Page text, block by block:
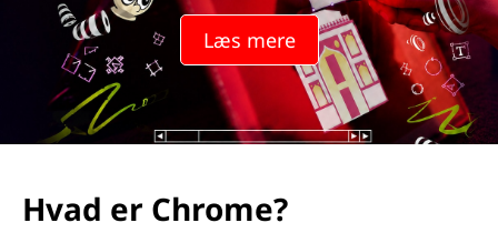
Læs mere
Hvad er Chrome?